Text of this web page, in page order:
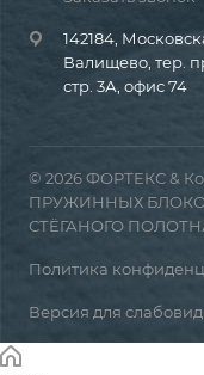
142184,
Валищево, тер.
стр. 3А, офис 74
© 2026 ФОРТЕКС &
ПРУЖИННЫХ
СТЁГАНОГО
Политика
Версия для